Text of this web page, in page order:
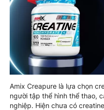
Amix Creapure là lựa chọn
người tập thể hình thể thao,
nghiệp. Hiện chưa có